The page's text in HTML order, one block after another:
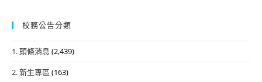
校務公告分類
1. 頭條消息 (2,439)
2. 新生專區 (163)